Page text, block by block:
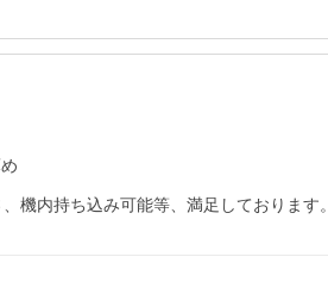
機内持ち込み可能等、満足しております。